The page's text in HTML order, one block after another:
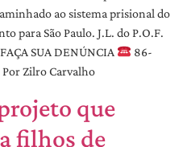
ao sistema prisional do
para São Paulo. J.L. do P.O.F.
SUA DENÚNCIA
86-
Por Zilro Carvalho
que
filhos de